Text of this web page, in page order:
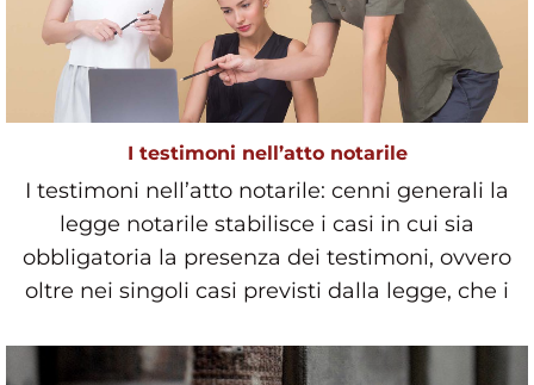
I testimoni nell’atto notarile
I testimoni nell’atto notarile: cenni generali la
legge notarile stabilisce i casi in cui sia
obbligatoria la presenza dei testimoni, ovvero
oltre nei singoli casi previsti dalla legge, che i